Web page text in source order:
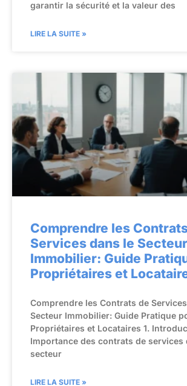
garantir la sécurité et la valeur des
LIRE LA SUITE »
Comprendre les
Services dans le Secteur
Immobilier: Guide
Propriétaires et
Comprendre les Contrats de
Secteur Immobilier: Guide Pratique
Propriétaires et Locataires 1.
Importance des contrats de services
secteur
LIRE LA SUITE »